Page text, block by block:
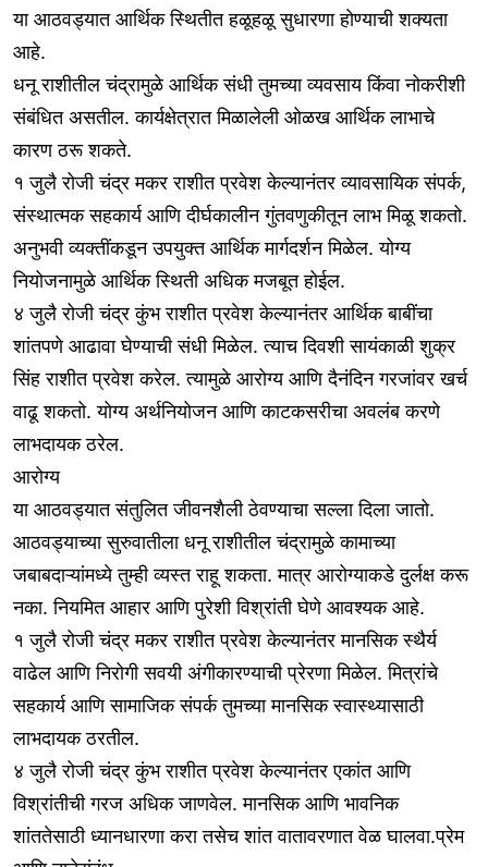
या आठवड्यात आर्थिक स्थितीत हळूहळू सुधारणा होण्याची शक्यता
आहे.
धनू राशीतील चंद्रामुळे आर्थिक संधी तुमच्या व्यवसाय किंवा नोकरीशी
संबंधित असतील. कार्यक्षेत्रात मिळालेली ओळख आर्थिक लाभाचे
कारण ठरू शकते.
१ जुलै रोजी चंद्र मकर राशीत प्रवेश केल्यानंतर व्यावसायिक संपर्क,
संस्थात्मक सहकार्य आणि दीर्घकालीन गुंतवणुकीतून लाभ मिळू शकतो.
अनुभवी व्यक्तींकडून उपयुक्त आर्थिक मार्गदर्शन मिळेल. योग्य
नियोजनामुळे आर्थिक स्थिती अधिक मजबूत होईल.
४ जुलै रोजी चंद्र कुंभ राशीत प्रवेश केल्यानंतर आर्थिक बाबींचा
शांतपणे आढावा घेण्याची संधी मिळेल. त्याच दिवशी सायंकाळी शुक्र
सिंह राशीत प्रवेश करेल. त्यामुळे आरोग्य आणि दैनंदिन गरजांवर खर्च
वाढू शकतो. योग्य अर्थनियोजन आणि काटकसरीचा अवलंब करणे
लाभदायक ठरेल.
आरोग्य
या आठवड्यात संतुलित जीवनशैली ठेवण्याचा सल्ला दिला जातो.
आठवड्याच्या सुरुवातीला धनू राशीतील चंद्रामुळे कामाच्या
जबाबदाऱ्यांमध्ये तुम्ही व्यस्त राहू शकता. मात्र आरोग्याकडे दुर्लक्ष करू
नका. नियमित आहार आणि पुरेशी विश्रांती घेणे आवश्यक आहे.
१ जुलै रोजी चंद्र मकर राशीत प्रवेश केल्यानंतर मानसिक स्थैर्य
वाढेल आणि निरोगी सवयी अंगीकारण्याची प्रेरणा मिळेल. मित्रांचे
सहकार्य आणि सामाजिक संपर्क तुमच्या मानसिक स्वास्थ्यासाठी
लाभदायक ठरतील.
४ जुलै रोजी चंद्र कुंभ राशीत प्रवेश केल्यानंतर एकांत आणि
विश्रांतीची गरज अधिक जाणवेल. मानसिक आणि भावनिक
शांततेसाठी ध्यानधारणा करा तसेच शांत वातावरणात वेळ घालवा.प्रेम